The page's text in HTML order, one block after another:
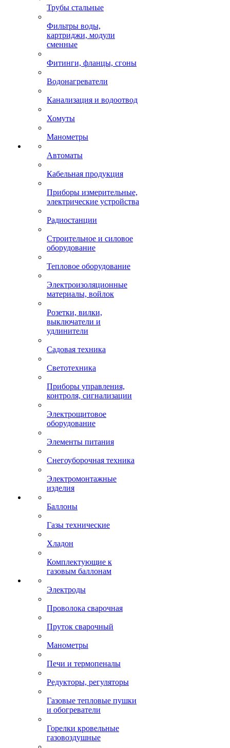
Трубы стальные
Фильтры воды,
картриджи, модули
сменные
Фитинги, фланцы, сгоны
Водонагреватели
Канализация и водоотвод
Хомуты
Манометры
Автоматы
Кабельная продукция
Приборы измерительные,
электрические устройства
Радиостанции
Строительное и силовое
оборудование
Тепловое оборудование
Электроизоляционные
материалы, войлок
Розетки, вилки,
выключатели и
удлинители
Садовая техника
Светотехника
Приборы управления,
контроля, сигнализации
Электрощитовое
оборудование
Элементы питания
Снегоуборочная техника
Электромонтажные
изделия
Баллоны
Газы технические
Хладон
Комплектующие к
газовым баллонам
Электроды
Проволока сварочная
Пруток сварочный
Манометры
Печи и термопеналы
Редукторы, регуляторы
Газовые тепловые пушки
и обогреватели
Горелки кровельные
газовоздушные